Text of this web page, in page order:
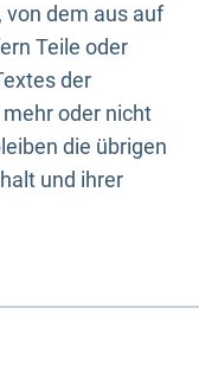
dem aus auf
Teile oder
der
oder nicht
die übrigen
und ihrer